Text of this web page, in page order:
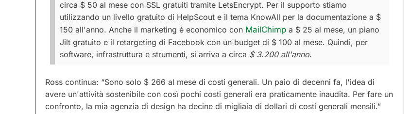
circa $ 50 al mese con SSL gratuiti tramite LetsEncrypt. Per il supporto stiamo
utilizzando un livello gratuito di HelpScout e il tema KnowAll per la documentazione a $
150 all'anno. Anche il marketing è economico con MailChimp a $ 25 al mese, un piano
Jilt gratuito e il retargeting di Facebook con un budget di $ 100 al mese. Quindi, per
software, infrastruttura e strumenti, si arriva a circa $ 3.200 all'anno.
Ross continua: “Sono solo $ 266 al mese di costi generali. Un paio di decenni fa, l'idea di
avere un'attività sostenibile con così pochi costi generali era praticamente inaudita. Per fare un
confronto, la mia agenzia di design ha decine di migliaia di dollari di costi generali mensili.”